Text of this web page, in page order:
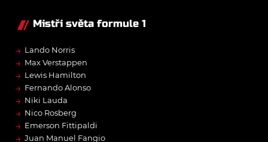
Mistři světa formule 1
→ Lando Norris
→ Max Verstappen
→ Lewis Hamilton
→ Fernando Alonso
→ Niki Lauda
→ Nico Rosberg
→ Emerson Fittipaldi
→ Juan Manuel Fangio